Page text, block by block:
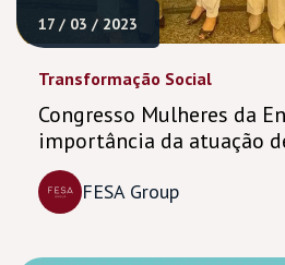
17 / 03 / 2023
Transformação Social
Congresso Mulheres da
importância da atuação
FESA Group